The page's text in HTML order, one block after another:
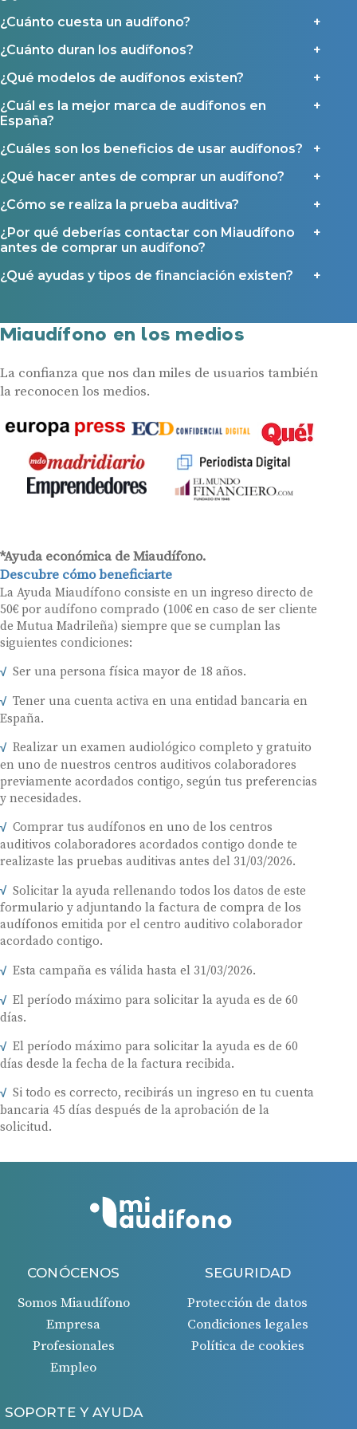
¿Cuánto cuesta un audífono?
¿Cuánto duran los audífonos?
¿Qué modelos de audífonos existen?
¿Cuál es la mejor marca de audífonos en
España?
¿Cuáles son los beneficios de usar audífonos?
¿Qué hacer antes de comprar un audífono?
¿Cómo se realiza la prueba auditiva?
¿Por qué deberías contactar con Miaudífono
antes de comprar un audífono?
¿Qué ayudas y tipos de financiación existen?
Miaudífono en los medios
La confianza que nos dan miles de usuarios también
la reconocen los medios.
*Ayuda económica de Miaudífono.
Descubre cómo beneficiarte
La Ayuda Miaudífono consiste en un ingreso directo de
50€ por audífono comprado (100€ en caso de ser cliente
de Mutua Madrileña) siempre que se cumplan las
siguientes condiciones:
Ser una persona física mayor de 18 años.
Tener una cuenta activa en una entidad bancaria en
España.
Realizar un examen audiológico completo y gratuito
en uno de nuestros centros auditivos colaboradores
previamente acordados contigo, según tus preferencias
y necesidades.
Comprar tus audífonos en uno de los centros
auditivos colaboradores acordados contigo donde te
realizaste las pruebas auditivas antes del 31/03/2026.
Solicitar la ayuda rellenando todos los datos de este
formulario y adjuntando la factura de compra de los
audífonos emitida por el centro auditivo colaborador
acordado contigo.
Esta campaña es válida hasta el 31/03/2026.
El período máximo para solicitar la ayuda es de 60
días.
El período máximo para solicitar la ayuda es de 60
días desde la fecha de la factura recibida.
Si todo es correcto, recibirás un ingreso en tu cuenta
bancaria 45 días después de la aprobación de la
solicitud.
CONÓCENOS
Somos Miaudífono
Empresa
Profesionales
Empleo
SEGURIDAD
Protección de datos
Condiciones legales
Política de cookies
SOPORTE Y AYUDA
Ayudas y subvenciones
Ayuda Miaudífono hasta 200€*
Ayudas para audífonos en Castilla-La Mancha
Ayudas para audífonos en Andalucía
Ayudas para audífonos en Galicia
Contacto
Política de Privacidad
Contáctanos